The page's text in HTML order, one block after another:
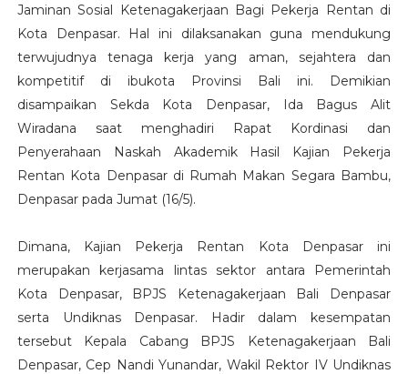
Jaminan Sosial Ketenagakerjaan Bagi Pekerja Rentan di
Kota Denpasar. Hal ini dilaksanakan guna mendukung
terwujudnya tenaga kerja yang aman, sejahtera dan
kompetitif di ibukota Provinsi Bali ini. Demikian
disampaikan Sekda Kota Denpasar, Ida Bagus Alit
Wiradana saat menghadiri Rapat Kordinasi dan
Penyerahaan Naskah Akademik Hasil Kajian Pekerja
Rentan Kota Denpasar di Rumah Makan Segara Bambu,
Denpasar pada Jumat (16/5).
Dimana, Kajian Pekerja Rentan Kota Denpasar ini
merupakan kerjasama lintas sektor antara Pemerintah
Kota Denpasar, BPJS Ketenagakerjaan Bali Denpasar
serta Undiknas Denpasar. Hadir dalam kesempatan
tersebut Kepala Cabang BPJS Ketenagakerjaan Bali
Denpasar, Cep Nandi Yunandar, Wakil Rektor IV Undiknas